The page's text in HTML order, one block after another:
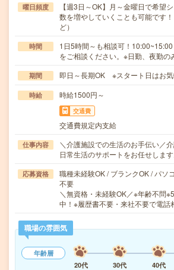
曜日頻度
【週3日～OK】月～金曜日で希望
数を増やしていくことも可能です
ど）
時間
1日5時間～も相談可！
をご相談ください。※日勤、夜勤
期間 即日～長期OK ※スタート日はお気
時給 時給1500円～
交通費
交通費規定内支給
仕事内容
＼介護施設での生活のお手伝い／
日常生活のサポートをお任せしま
応募資格
職種未経験OK / ブランクOK / パソ
不要
＼無資格・未経験OK／※年齢不問
中！※履歴書不要・来社不要で電
職場の雰囲気
年齢層
20代
30代 40代